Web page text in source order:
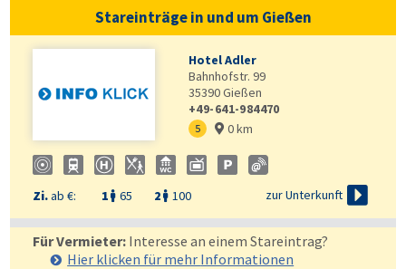
Stareinträge in und um Gießen
Hotel Adler
Bahnhofstr. 99
35390Gießen
+49-641-984470
5  0 km
Zi.ab €: 1  65 2  100 zur Unterkunft 
Für Vermieter: Interesse an einem Stareintrag?
Hier klicken für mehr Informationen